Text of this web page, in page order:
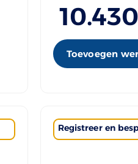
10.430
Toevoegen
Registreer en